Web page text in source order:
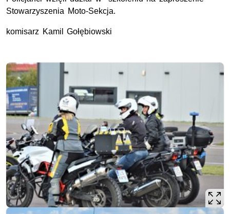
Stowarzyszenia Moto-Sekcja.
komisarz Kamil Gołębiowski